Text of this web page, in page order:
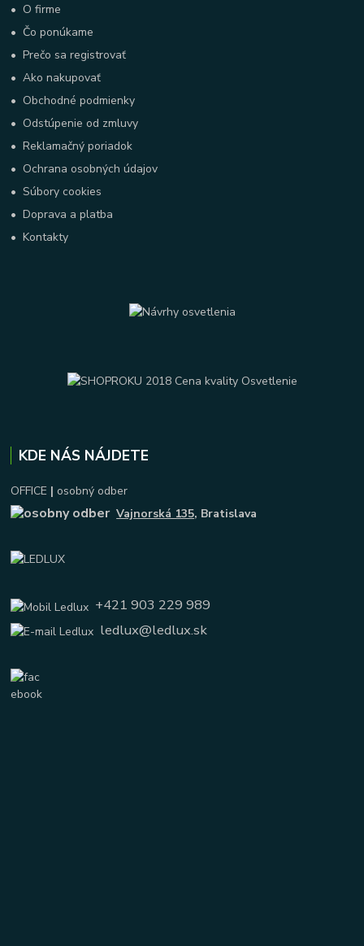
• O firme
• Čo ponúkame
•Prečo sa registrovať
•Ako nakupovať
• Obchodné podmienky
• Odstúpenie od zmluvy
•Reklamačný poriadok
• Ochrana osobných údajov
•Súbory cookies
•Doprava a platba
•Kontakty
KDE NÁS NÁJDETE
OFFICE | osobný odber
Vajnorská 135, Bratislava
+421 903 229 989
ledlux@ledlux.sk